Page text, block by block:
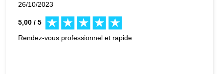
26/10/2023
5,00 / 5
Rendez-vous professionnel et rapide